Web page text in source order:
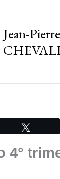
Jean-Pierre
4°